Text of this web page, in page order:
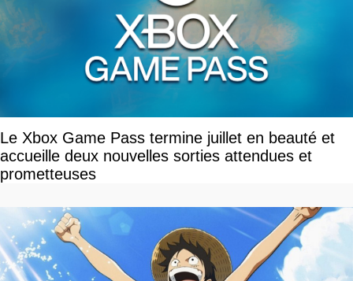
Le Xbox Game Pass termine juillet en beauté et
accueille deux nouvelles sorties attendues et
prometteuses